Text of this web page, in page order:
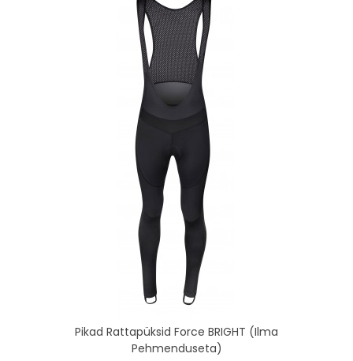
Pikad Rattapüksid Force BRIGHT (ilma
Pehmenduseta)